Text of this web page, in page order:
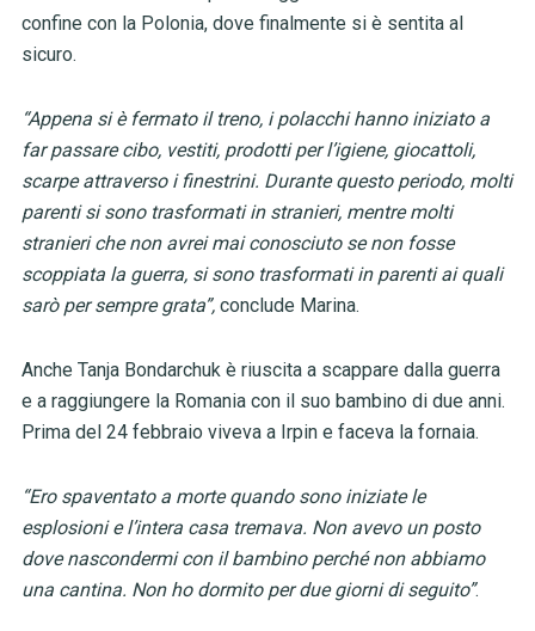
confine con la Polonia, dove finalmente si è sentita al
sicuro.
“Appena si è fermato il treno, i polacchi hanno iniziato a
far passare cibo, vestiti, prodotti per l’igiene, giocattoli,
scarpe attraverso i finestrini. Durante questo periodo, molti
parenti si sono trasformati in stranieri, mentre molti
stranieri che non avrei mai conosciuto se non fosse
scoppiata la guerra, si sono trasformati in parenti ai quali
sarò per sempre grata”,conclude Marina.
Anche Tanja Bondarchuk è riuscita a scappare dalla guerra
e a raggiungere la Romania con il suo bambino di due anni.
Prima del 24 febbraio viveva a Irpin e faceva la fornaia.
“Ero spaventato a morte quando sono iniziate le
esplosioni e l’intera casa tremava. Non avevo un posto
dove nascondermi con il bambino perché non abbiamo
una cantina. Non ho dormito per due giorni di seguito”.